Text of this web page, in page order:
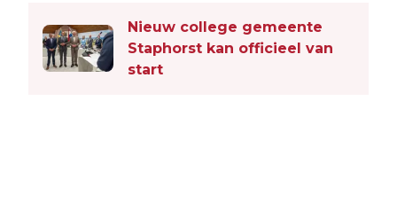
Nieuw college gemeente
Staphorst kan officieel van
start